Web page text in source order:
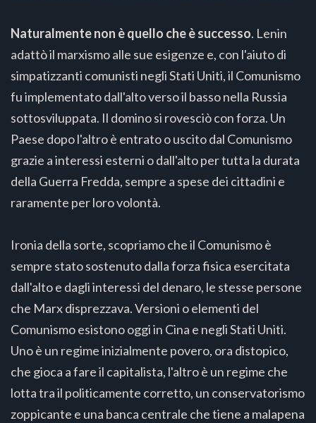
Naturalmente non è quello che è successo. Lenin
adattò il marxismo alle sue esigenze e, con l'aiuto di
simpatizzanti comunisti negli Stati Uniti, il Comunismo
fu implementato dall'alto verso il basso nella Russia
sottosviluppata. Il domino si rovesciò con forza. Un
Paese dopo l'altro è entrato o uscito dal Comunismo
grazie a interessi esterni o dall'alto per tutta la durata
della Guerra Fredda, sempre a spese dei cittadini e
raramente per loro volontà.
Ironia della sorte, scopriamo che il Comunismo è
sempre stato sostenuto dalla forza fisica esercitata
dall'alto e dagli interessi del denaro, le stesse persone
che Marx disprezzava. Versioni o elementi del
Comunismo esistono oggi in Cina e negli Stati Uniti.
Uno è un regime inizialmente povero, ora distopico,
che gioca a fare il capitalista, l'altro è un regime che
lotta tra il politicamente corretto, un conservatorismo
zoppicante e una banca centrale che tiene a malapena